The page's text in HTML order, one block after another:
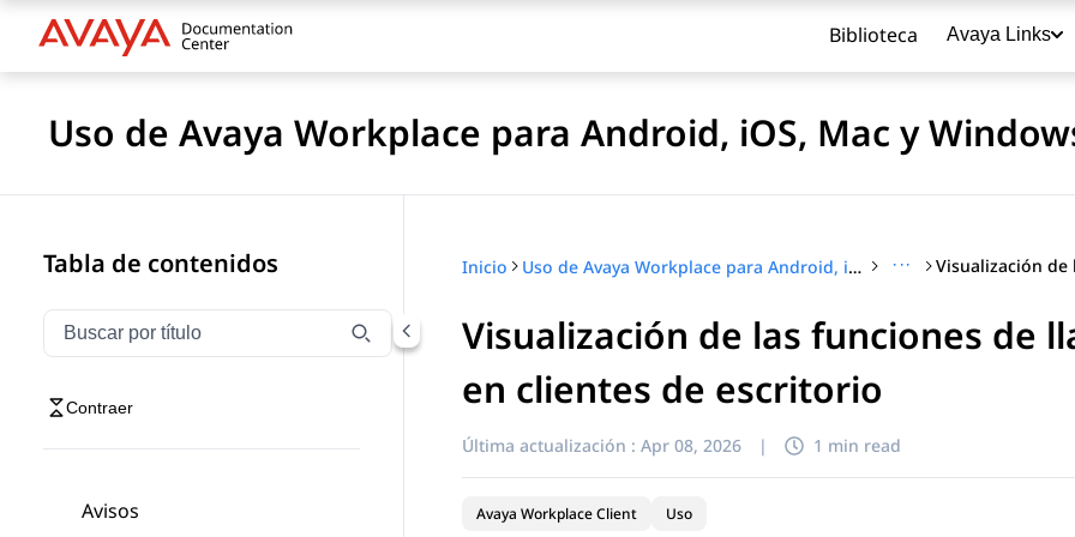
Biblioteca Avaya Links
Uso de Avaya Workplace para Android, iOS, Mac y
Tabla de contenidos
Filtrar navegación por título
Escriba para filtrar los elementos de navegación por título
Contraer
Avisos
Inicio Uso de Avaya Workplace para Android, iOS, Mac y Windows ···
Visualización de las funciones de
en clientes de escritorio
Última actualización : Apr 08, 2026 | 1 min read
Avaya Workplace Client Uso